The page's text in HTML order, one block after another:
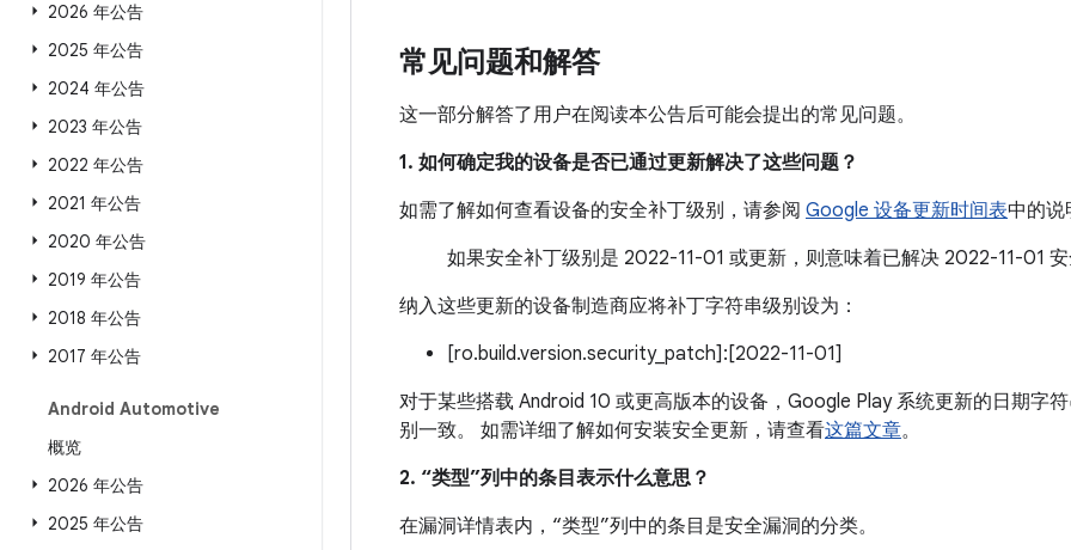
2026 年公告
2025 年公告
2024 年公告
2023 年公告
2022 年公告
2021 年公告
2020 年公告
2019 年公告
2018 年公告
2017 年公告
Android Automotive
概览
2026 年公告
2025 年公告
常见问题和解答
这一部分解答了用户在阅读本公告后可能会提出的常见问题。
1. 如何确定我的设备是否已通过更新解决了这些问题？
如需了解如何查看设备的安全补丁级别，请参阅 Google 设备更新时间表中的说
如果安全补丁级别是 2022-11-01 或更新，则意味着已解决 2022-11-01
纳入这些更新的设备制造商应将补丁字符串级别设为：
[ro.build.version.security_patch]:[2022-11-01]
对于某些搭载 Android 10 或更高版本的设备，Google Play 系统更新的日期字
别一致。 如需详细了解如何安装安全更新，请查看这篇文章。
2. “类型”列中的条目表示什么意思？
在漏洞详情表内，“类型”列中的条目是安全漏洞的分类。